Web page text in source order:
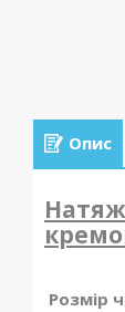
Опис
Розмір